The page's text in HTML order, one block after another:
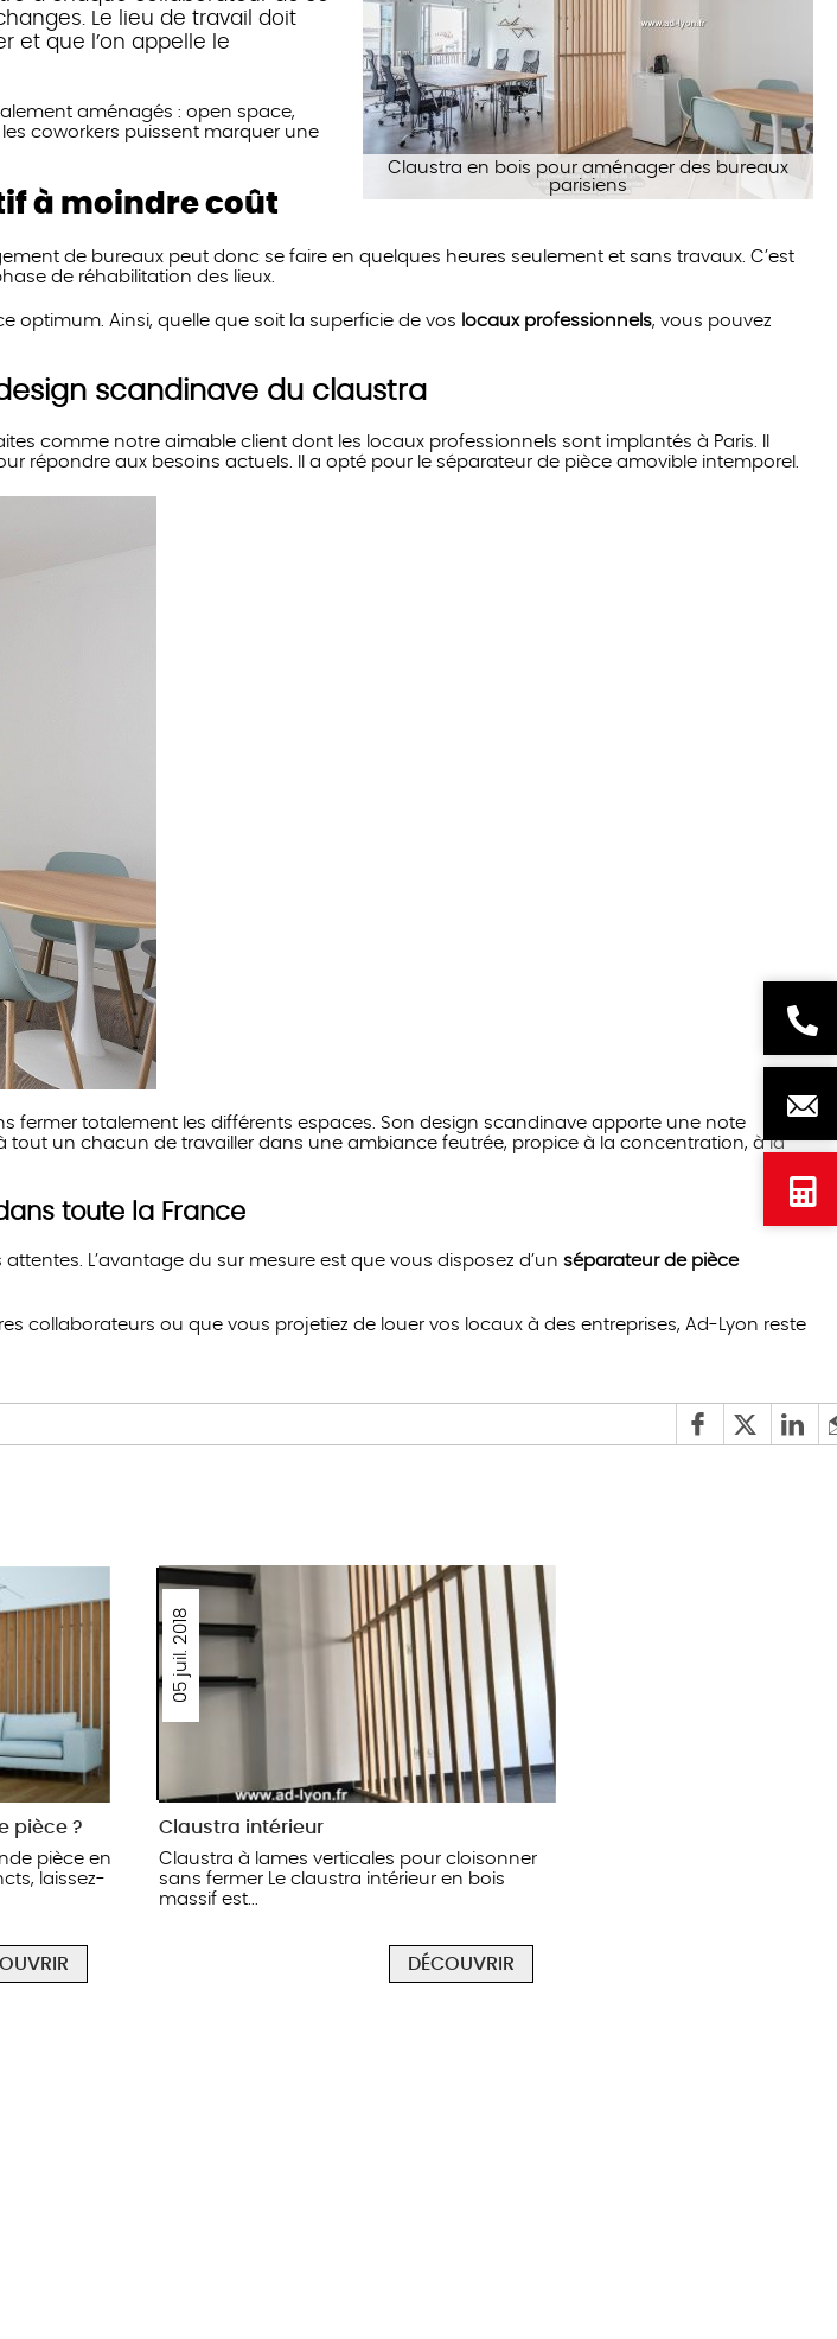
Claustra en bois pour aménager des bureaux
parisiens
Le lieu de travail doit
et que l’on appelle le
aménagés : open space,
coworkers puissent marquer une
à moindre coût
de bureaux peut donc se faire en quelques heures seulement et sans travaux. C’est
de réhabilitation des lieux.
optimum. Ainsi, quelle que soit la superficie de vos locaux professionnels, vous pouvez
scandinave du claustra
comme notre aimable client dont les locaux professionnels sont implantés à Paris. Il
répondre aux besoins actuels. Il a opté pour le séparateur de pièce amovible intemporel.
fermer totalement les différents espaces. Son design scandinave apporte une note
un chacun de travailler dans une ambiance feutrée, propice à la concentration, à la
toute la France
L’avantage du sur mesure est que vous disposez d’un séparateur de pièce
collaborateurs ou que vous projetiez de louer vos locaux à des entreprises, Ad-Lyon reste
pièce ?
pièce en
laissez-
Claustra intérieur
05 juil. 2018
Claustra à lames verticales pour cloisonner
sans fermer Le claustra intérieur en bois
massif est...
DÉCOUVRIR
d'aide
? 09
74
98
Nous
écrire
ligne